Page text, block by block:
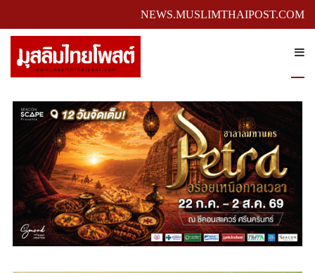
NEWS.MUSLIMTHAIPOST.COM